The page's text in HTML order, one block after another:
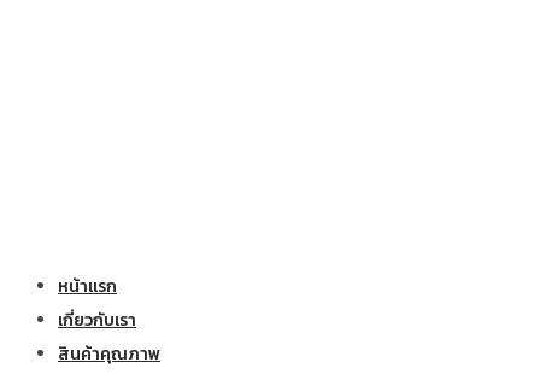
หน้าแรก
เกี่ยวกับเรา
สินค้าคุณภาพ